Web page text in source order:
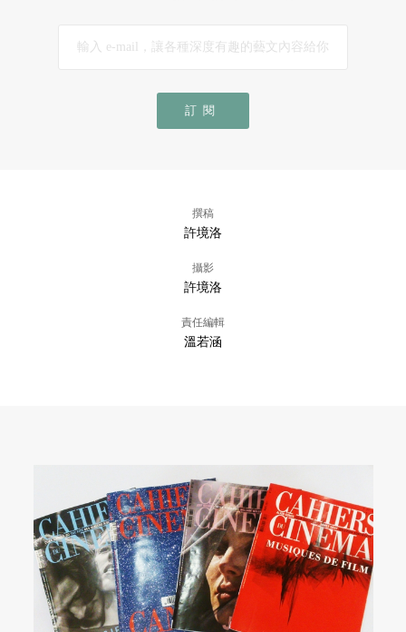
訂閱
撰稿
許境洛
攝影
許境洛
責任編輯
溫若涵